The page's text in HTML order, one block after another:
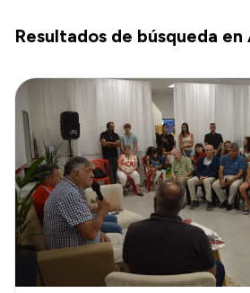
Autoridades
Normativa
Delegaciones
Generación y Riego SAU
Transparencia
Presupuesto
Resultados de búsqueda